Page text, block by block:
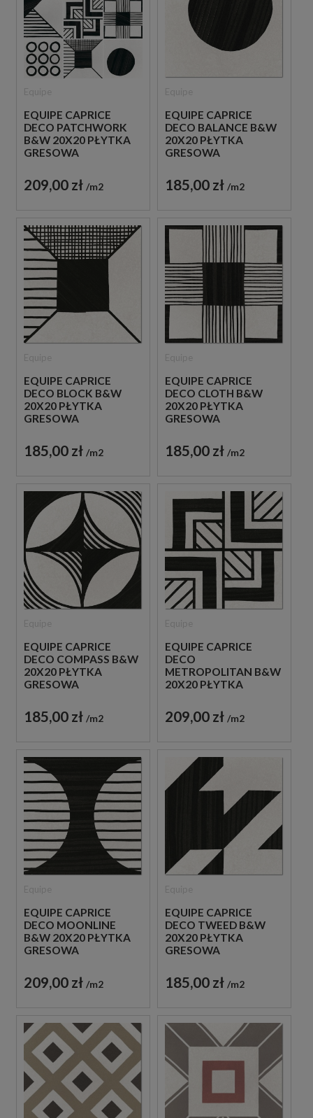
EQUIPE CAPRICE
DECO PATCHWORK
B&W 20X20 PŁYTKA
GRESOWA
209,00 zł m2
EQUIPE CAPRICE
DECO BALANCE B&W
20X20 PŁYTKA
GRESOWA
185,00 zł m2
EQUIPE CAPRICE
DECO BLOCK B&W
20X20 PŁYTKA
GRESOWA
185,00 zł m2
EQUIPE CAPRICE
DECO CLOTH B&W
20X20 PŁYTKA
GRESOWA
185,00 zł m2
EQUIPE CAPRICE
DECO COMPASS B&W
20X20 PŁYTKA
GRESOWA
185,00 zł m2
EQUIPE CAPRICE
DECO
METROPOLITAN B&W
20X20 PŁYTKA
209,00 zł m2
EQUIPE CAPRICE
DECO MOONLINE
B&W 20X20 PŁYTKA
GRESOWA
209,00 zł m2
EQUIPE CAPRICE
DECO TWEED B&W
20X20 PŁYTKA
GRESOWA
185,00 zł m2